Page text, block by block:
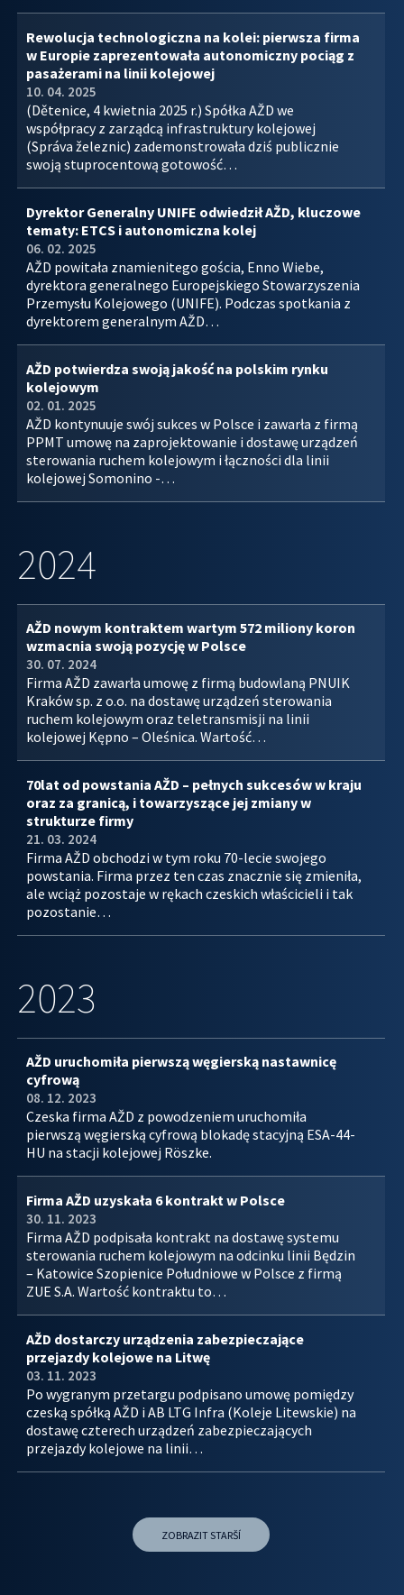
Rewolucja technologiczna na kolei: pierwsza firma
w Europie zaprezentowała autonomiczny pociąg z
pasażerami na linii kolejowej
10. 04. 2025
(Dětenice, 4 kwietnia 2025 r.) Spółka AŽD we
współpracy z zarządcą infrastruktury kolejowej
(Správa železnic) zademonstrowała dziś publicznie
swoją stuprocentową gotowość…
Dyrektor Generalny UNIFE odwiedził AŽD, kluczowe
tematy: ETCS i autonomiczna kolej
06. 02. 2025
AŽD powitała znamienitego gościa, Enno Wiebe,
dyrektora generalnego Europejskiego Stowarzyszenia
Przemysłu Kolejowego (UNIFE). Podczas spotkania z
dyrektorem generalnym AŽD…
AŽD potwierdza swoją jakość na polskim rynku
kolejowym
02. 01. 2025
AŽD kontynuuje swój sukces w Polsce i zawarła z firmą
PPMT umowę na zaprojektowanie i dostawę urządzeń
sterowania ruchem kolejowym i łączności dla linii
kolejowej Somonino -…
2024
AŽD nowym kontraktem wartym 572 miliony koron
wzmacnia swoją pozycję w Polsce
30. 07. 2024
Firma AŽD zawarła umowę z firmą budowlaną PNUIK
Kraków sp. z o.o. na dostawę urządzeń sterowania
ruchem kolejowym oraz teletransmisji na linii
kolejowej Kępno – Oleśnica. Wartość…
70lat od powstania AŽD – pełnych sukcesów w kraju
oraz za granicą, i towarzyszące jej zmiany w
strukturze firmy
21. 03. 2024
Firma AŽD obchodzi w tym roku 70-lecie swojego
powstania. Firma przez ten czas znacznie się zmieniła,
ale wciąż pozostaje w rękach czeskich właścicieli i tak
pozostanie…
2023
AŽD uruchomiła pierwszą węgierską nastawnicę
cyfrową
08. 12. 2023
Czeska firma AŽD z powodzeniem uruchomiła
pierwszą węgierską cyfrową blokadę stacyjną ESA-44-
HU na stacji kolejowej Röszke.
Firma AŽD uzyskała 6 kontrakt w Polsce
30. 11. 2023
Firma AŽD podpisała kontrakt na dostawę systemu
sterowania ruchem kolejowym na odcinku linii Będzin
– Katowice Szopienice Południowe w Polsce z firmą
ZUE S.A. Wartość kontraktu to…
AŽD dostarczy urządzenia zabezpieczające
przejazdy kolejowe na Litwę
03. 11. 2023
Po wygranym przetargu podpisano umowę pomiędzy
czeską spółką AŽD i AB LTG Infra (Koleje Litewskie) na
dostawę czterech urządzeń zabezpieczających
przejazdy kolejowe na linii…
ZOBRAZIT STARŠÍ